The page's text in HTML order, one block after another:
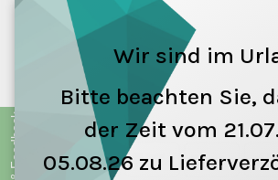
Wir sind im
Bitte beachten Sie,
der Zeit vom
05.08.26 zu